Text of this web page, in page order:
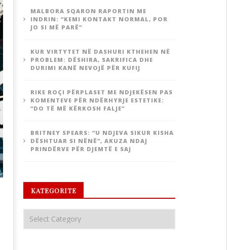
MALBORA SQARON RAPORTIN ME
INDRIN: “KEMI KONTAKT NORMAL, POR
JO SI MË PARË”
KUR VIRTYTET NË DASHURI KTHEHEN NË
PROBLEM: DËSHIRA, SAKRIFICA DHE
DURIMI KANË NEVOJË PËR KUFIJ
RIKE ROÇI PËRPLASET ME NDJEKËSEN PAS
KOMENTEVE PËR NDËRHYRJE ESTETIKE:
“DO TË MË KËRKOSH FALJE”
BRITNEY SPEARS: “U NDJEVA SIKUR KISHA
DËSHTUAR SI NËNË”, AKUZA NDAJ
PRINDËRVE PËR DJEMTË E SAJ
KATEGORITE